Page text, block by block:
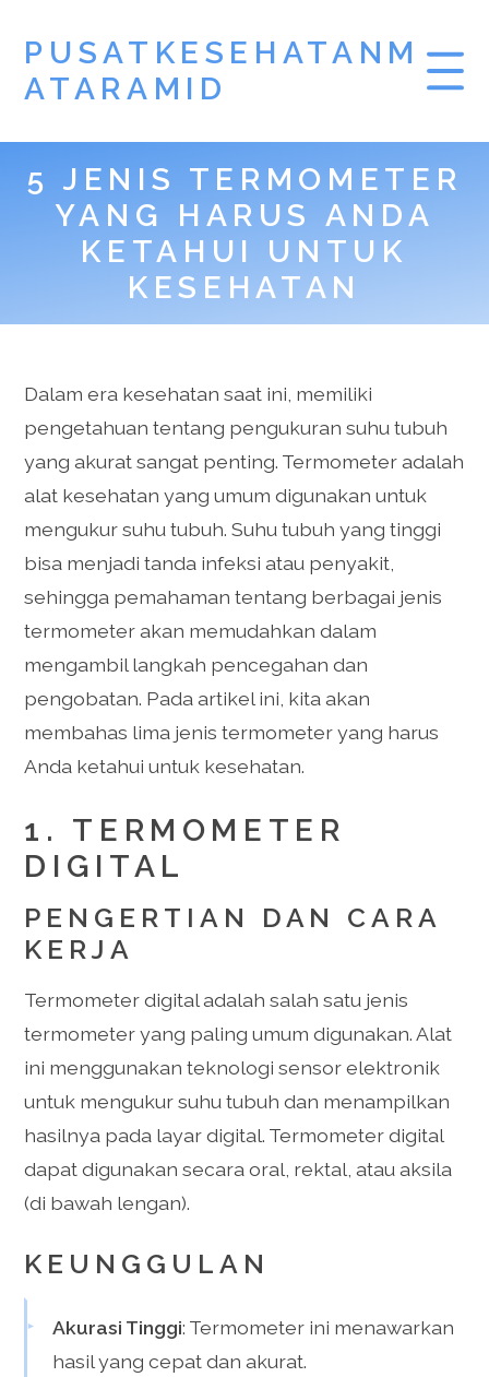
PUSATKESEHATANM
ATARAMID
5 JENIS TERMOMETER
YANG HARUS ANDA
KETAHUI UNTUK
KESEHATAN
Dalam era kesehatan saat ini, memiliki
pengetahuan tentang pengukuran suhu tubuh
yang akurat sangat penting. Termometer adalah
alat kesehatan yang umum digunakan untuk
mengukur suhu tubuh. Suhu tubuh yang tinggi
bisa menjadi tanda infeksi atau penyakit,
sehingga pemahaman tentang berbagai jenis
termometer akan memudahkan dalam
mengambil langkah pencegahan dan
pengobatan. Pada artikel ini, kita akan
membahas lima jenis termometer yang harus
Anda ketahui untuk kesehatan.
1. TERMOMETER
DIGITAL
PENGERTIAN DAN CARA
KERJA
Termometer digital adalah salah satu jenis
termometer yang paling umum digunakan. Alat
ini menggunakan teknologi sensor elektronik
untuk mengukur suhu tubuh dan menampilkan
hasilnya pada layar digital. Termometer digital
dapat digunakan secara oral, rektal, atau aksila
(di bawah lengan).
KEUNGGULAN
Akurasi Tinggi: Termometer ini menawarkan
hasil yang cepat dan akurat.